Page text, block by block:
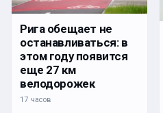
Рига обещает не
останавливаться: в
этом году появится
еще 27 км
велодорожек
17 часов